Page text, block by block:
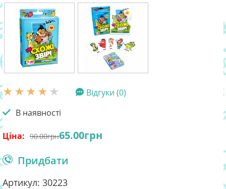
Відгуки (0)
В наявності
Ціна: 90.00грн65.00грн
Придбати
Артикул: 30223